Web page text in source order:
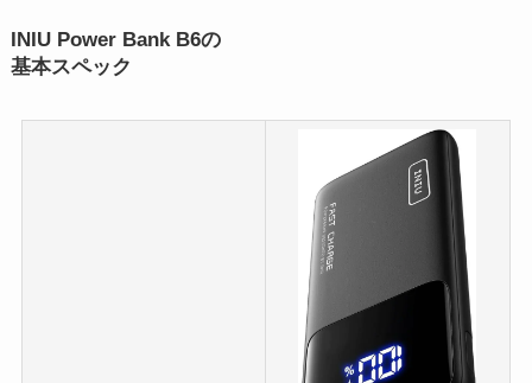
INIU Power Bank B6の
基本スペック